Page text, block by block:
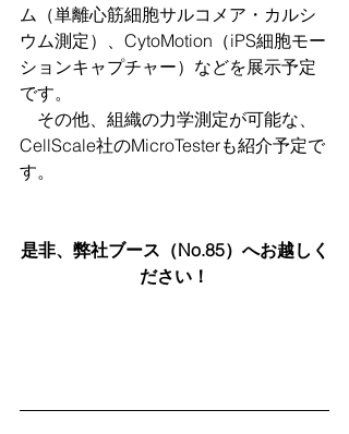
ム（単離心筋細胞サルコメア・カルシ
ウム測定）、CytoMotion（iPS細胞モー
ションキャプチャー）などを展示予定
です。
その他、組織の力学測定が可能な、
CellScale社のMicroTesterも紹介予定で
す。
是非、弊社ブース（No.85）へお越しく
ださい！